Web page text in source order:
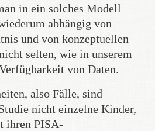
in ein solches Modell
abhängig von
und von konzeptuellen
selten, wie in unserem
von Daten.
also Fälle, sind
nicht einzelne Kinder,
ihren PISA-